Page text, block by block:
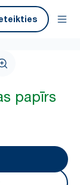
papīrs